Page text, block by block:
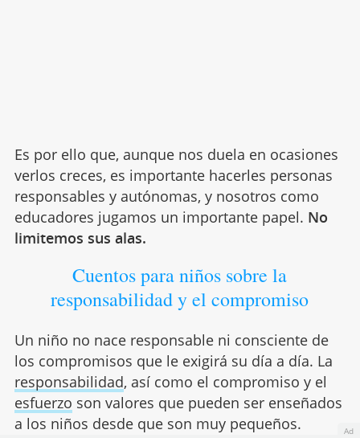
Es por ello que, aunque nos duela en ocasiones
verlos creces, es importante hacerles personas
responsables y autónomas, y nosotros como
educadores jugamos un importante papel. No
limitemos sus alas.
Cuentos para niños sobre la
responsabilidad y el compromiso
Un niño no nace responsable ni consciente de
los compromisos que le exigirá su día a día. La
responsabilidad, así como el compromiso y el
esfuerzo son valores que pueden ser enseñados
a los niños desde que son muy pequeños.
Ad